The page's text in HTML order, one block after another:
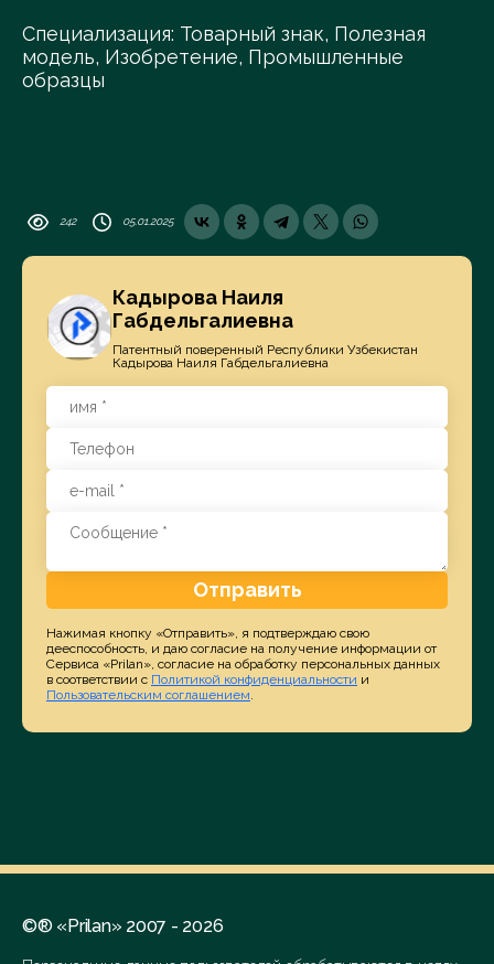
Специализация: Товарный знак, Полезная
модель, Изобретение, Промышленные
образцы
242 05.01.2025
Кадырова Наиля
Габдельгалиевна
Патентный поверенный Республики Узбекистан
Кадырова Наиля Габдельгалиевна
Отправить
Нажимая кнопку «Отправить», я подтверждаю свою
дееспособность, и даю согласие на получение информации от
Сервиса «Prilan», согласие на обработку персональных данных
в соответствии с Политикой конфиденциальности и
Пользовательским соглашением.
©® «Prilan» 2007 - 2026